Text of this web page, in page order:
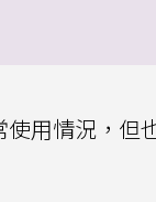
用情況，但